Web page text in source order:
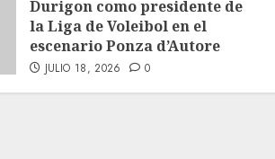
Durigon como presidente de
la Liga de Voleibol en el
escenario Ponza d’Autore
JULIO 18, 2026 0